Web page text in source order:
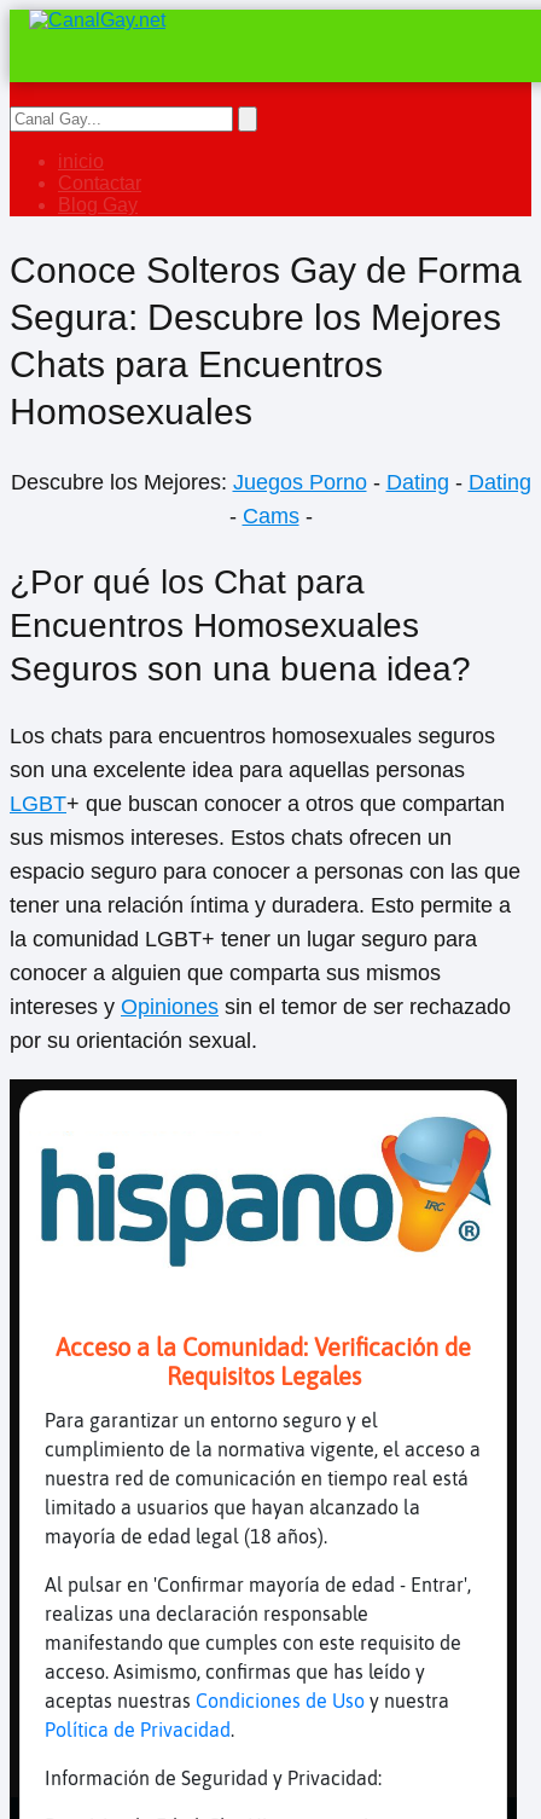
inicio
Contactar
Blog Gay
Conoce Solteros Gay de Forma
Segura: Descubre los Mejores
Chats para Encuentros
Homosexuales
Descubre los Mejores: Juegos Porno- Dating - Dating
- Cams-
¿Por qué los Chat para
Encuentros Homosexuales
Seguros son una buena idea?
Los chats para encuentros homosexuales seguros
son una excelente idea para aquellas personas
LGBT+ que buscan conocer a otros que compartan
sus mismos intereses. Estos chats ofrecen un
espacio seguro para conocer a personas con las que
tener una relación íntima y duradera. Esto permite a
la comunidad LGBT+ tener un lugar seguro para
conocer a alguien que comparta sus mismos
intereses y Opiniones sin el temor de ser rechazado
por su orientación sexual.